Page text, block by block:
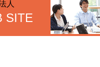
人
SITE